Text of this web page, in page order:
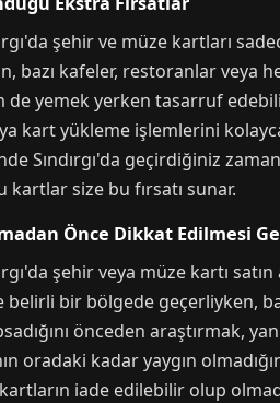
şehir ve müze kartları
bazı kafeler, restoranlar veya
de yemek yerken tasarruf
kart yükleme işlemlerini
Sındırgı'da geçirdiğiniz
kartlar size bu fırsatı sunar.
Önce Dikkat Edilmesi
şehir veya müze kartı
bir bölgede geçerliyken,
önceden araştırmak,
oradaki kadar yaygın
kartların iade edilebilir olup